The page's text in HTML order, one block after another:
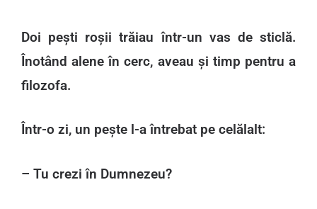
Doi pești roșii trăiau într-un vas de sticlă.
Înotând alene în cerc, aveau și timp pentru a
filozofa.
Într-o zi, un pește l-a întrebat pe celălalt:
– Tu crezi în Dumnezeu?